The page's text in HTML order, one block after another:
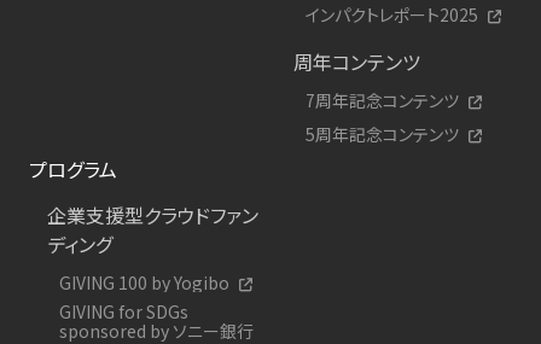
インパクトレポート2025
周年コンテンツ
7周年記念コンテンツ
5周年記念コンテンツ
プログラム
企業支援型クラウドファン
ディング
GIVING 100 by Yogibo
GIVING for SDGs
sponsored by ソニー銀行